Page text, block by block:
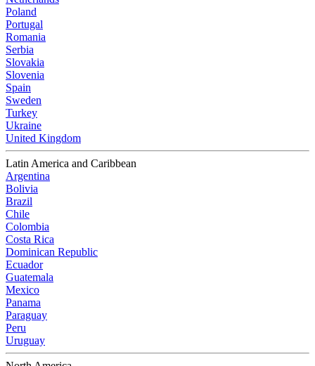
Poland
Portugal
Romania
Serbia
Slovakia
Slovenia
Spain
Sweden
Turkey
Ukraine
United Kingdom
Latin America and Caribbean
Argentina
Bolivia
Brazil
Chile
Colombia
Costa Rica
Dominican Republic
Ecuador
Guatemala
Mexico
Panama
Paraguay
Peru
Uruguay